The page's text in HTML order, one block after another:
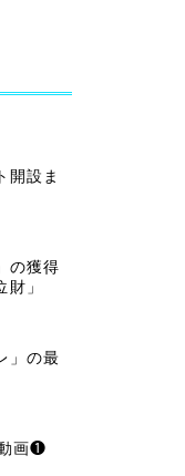
開設ま
の獲得
」
」の最
画❶